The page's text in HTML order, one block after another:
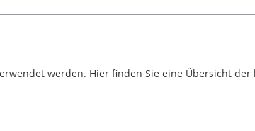
werden. Hier finden Sie eine Übersicht